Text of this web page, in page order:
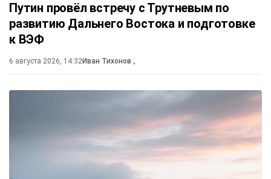
Путин провёл встречу с Трутневым по
развитию Дальнего Востока и подготовке
к ВЭФ
6 августа 2026, 14:32Иван Тихонов ,